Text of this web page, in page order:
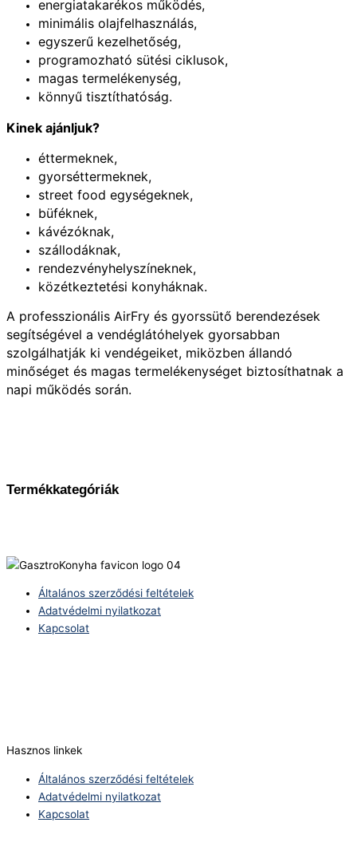
Termékkategóriák
energiatakarékos működés,
minimális olajfelhasználás,
egyszerű kezelhetőség,
programozható sütési ciklusok,
magas termelékenység,
könnyű tisztíthatóság.
Kinek ajánljuk?
éttermeknek,
gyorséttermeknek,
street food egységeknek,
büféknek,
kávézóknak,
szállodáknak,
rendezvényhelyszíneknek,
közétkeztetési konyháknak.
A professzionális AirFry és gyorssütő berendezések
segítségével a vendéglátóhelyek gyorsabban
szolgálhatják ki vendégeiket, miközben állandó
minőséget és magas termelékenységet biztosíthatnak a
napi működés során.
Általános szerződési feltételek
Adatvédelmi nyilatkozat
Kapcsolat
Hasznos linkek
Általános szerződési feltételek
Adatvédelmi nyilatkozat
Kapcsolat